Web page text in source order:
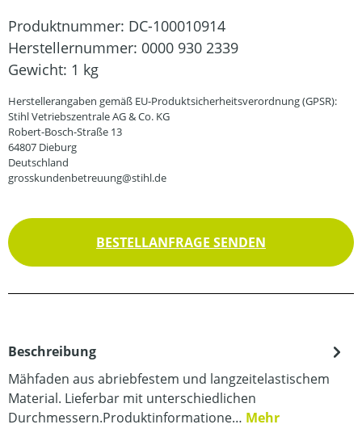
Produktnummer: DC-100010914
Herstellernummer: 0000 930 2339
Gewicht: 1 kg
Herstellerangaben gemäß EU-Produktsicherheitsverordnung (GPSR):
Stihl Vetriebszentrale AG & Co. KG
Robert-Bosch-Straße 13
64807 Dieburg
Deutschland
grosskundenbetreuung@stihl.de
BESTELLANFRAGE SENDEN
Beschreibung
Mähfaden aus abriebfestem und langzeitelastischem
Material. Lieferbar mit unterschiedlichen
Durchmessern.Produktinformatione… Mehr